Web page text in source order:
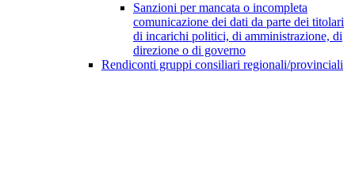
Sanzioni per mancata o incompleta
comunicazione dei dati da parte dei titolari
di incarichi politici, di amministrazione, di
direzione o di governo
Rendiconti gruppi consiliari regionali/provinciali